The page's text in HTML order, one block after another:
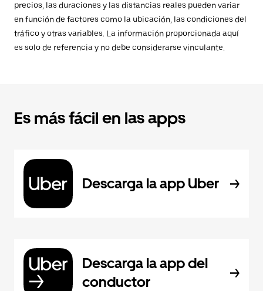
precios, las duraciones y las distancias reales pueden variar
en función de factores como la ubicación, las condiciones del
tráfico y otras variables. La información proporcionada aquí
es solo de referencia y no debe considerarse vinculante.
Es más fácil en las apps
Descarga la app Uber
Descarga la app del
conductor